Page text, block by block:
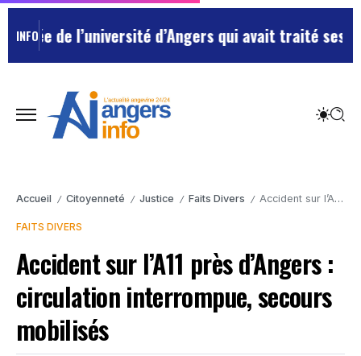
INFOde l’université d’Angers qui avait traité ses chefs
Accueil / Citoyenneté / Justice / Faits Divers / Accident sur l’A11 près d’Angers : circulation interrompue, secours mobilisés
FAITS DIVERS
Accident sur l’A11 près d’Angers :
circulation interrompue, secours
mobilisés